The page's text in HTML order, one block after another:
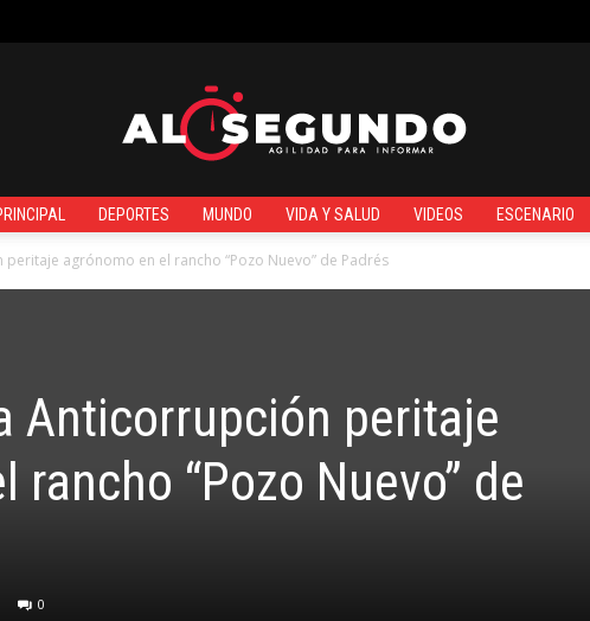
Segundo
DEPORTES MUNDO VIDA Y SALUD VIDEOS ESCENARIO
peritaje agrónomo en el rancho “Pozo Nuevo” de Padrés
Anticorrupción peritaje
rancho “Pozo Nuevo” de
0